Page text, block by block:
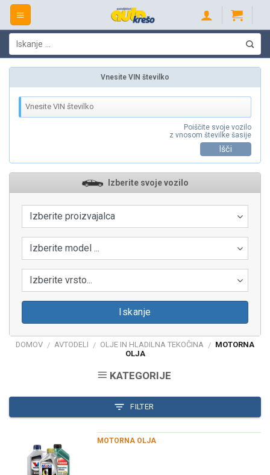
Skip
content
Išči:
Vnesite VIN številko
Poiščite svoje vozilo
z vnosom številke šasije
Išči
Izberite svoje vozilo
Izberite proizvajalca
Izberite model ...
Izberite vrsto...
Iskanje
DOMOV / AVTODELI / OLJE IN HLADILNA TEKOČINA / MOTORNA
OLJA
KATEGORIJE
FILTER
MOTORNA OLJA